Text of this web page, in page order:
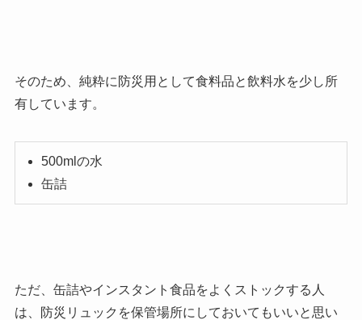
そのため、純粋に防災用として食料品と飲料水を少し所
有しています。
500mlの水
缶詰
ただ、缶詰やインスタント食品をよくストックする人
は、防災リュックを保管場所にしておいてもいいと思い